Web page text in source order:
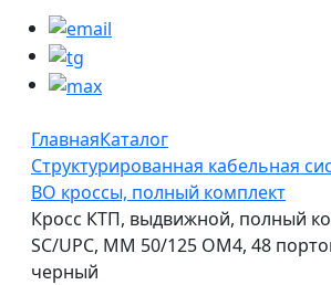
ГлавнаяКаталог
Структурированная кабельная
ВО кроссы, полный комплект
Кросс КТП, выдвижной, полный
SC/UPC, MM 50/125 OM4, 48
черный